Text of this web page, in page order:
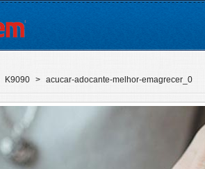
K9090 > acucar-adocante-melhor-emagrecer_0